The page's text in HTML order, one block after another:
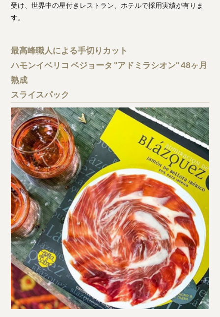
受け、世界中の星付きレストラン、ホテルで採用実績が有りま
す。
最高峰職人による手切りカット
ハモンイベリコ ベジョータ "アドミラシオン" 48ヶ月
熟成
スライスパック